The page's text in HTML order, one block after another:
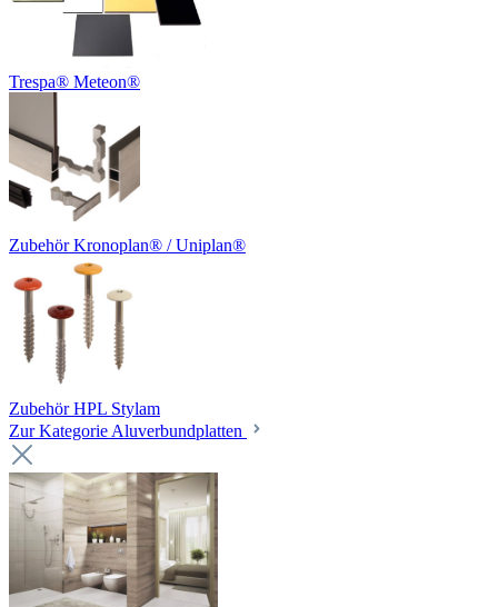
Trespa® Meteon®
Zubehör Kronoplan® / Uniplan®
Zubehör HPL Stylam
Zur Kategorie Aluverbundplatten